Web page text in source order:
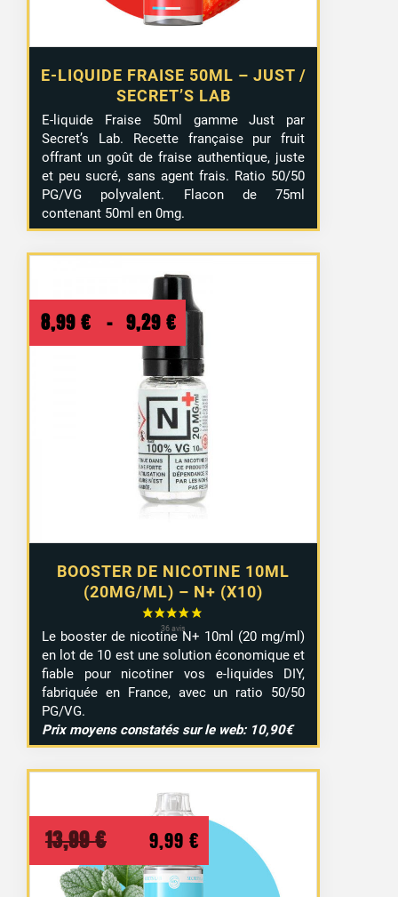
E-LIQUIDE FRAISE 50ML – JUST /
SECRET’S LAB
E-liquide Fraise 50ml gamme Just par
Secret’s Lab. Recette française pur fruit
offrant un goût de fraise authentique, juste
et peu sucré, sans agent frais. Ratio 50/50
PG/VG polyvalent. Flacon de 75ml
contenant 50ml en 0mg.
BOOSTER DE NICOTINE 10ML
(20MG/ML) – N+ (X10)
8,99 € – 9,29 € Plage
de
prix :
8,99 €
à
9,29 €
Le booster de nicotine N+ 10ml (20 mg/ml)
en lot de 10 est une solution économique et
fiable pour nicotiner vos e-liquides DIY,
fabriquée en France, avec un ratio 50/50
PG/VG.
Prix moyens constatés sur le web: 10,90€
13,99€
Le
prix
9,99 €
prix